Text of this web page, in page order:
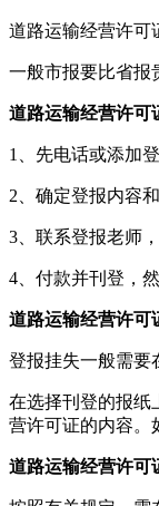
道路运输经营许可
一般市报要比省报
道路运输经营许可
1、先电话或添加
2、确定登报内容
3、联系登报老师
4、付款并刊登，
道路运输经营许可
登报挂失一般需要
在选择刊登的报纸
营许可证的内容。
道路运输经营许可